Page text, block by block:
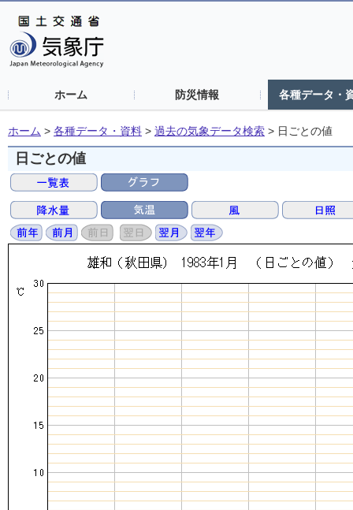
ホーム 防災情報 各種データ・
ホーム > 各種データ・資料 > 過去の気象データ検索 > 日ごとの値
日ごとの値